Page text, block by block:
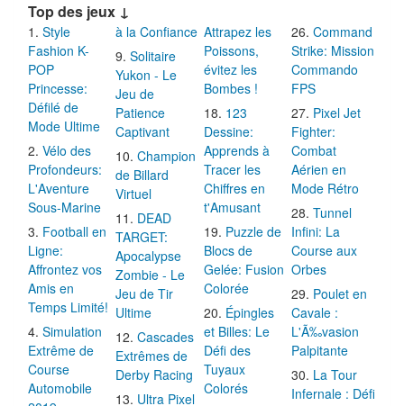
Top des jeux ↓
Style
Fashion K-
POP
Princesse:
Défilé de
Mode Ultime
Vélo des
Profondeurs:
L'Aventure
Sous-Marine
Football en
Ligne:
Affrontez vos
Amis en
Temps Limité!
Simulation
Extrême de
Course
Automobile
à la Confiance
Solitaire
Yukon - Le
Jeu de
Patience
Captivant
Champion
de Billard
Virtuel
DEAD
TARGET:
Apocalypse
Zombie - Le
Jeu de Tir
Ultime
Cascades
Extrêmes de
Derby Racing
Ultra Pixel
Attrapez les
Poissons,
évitez les
Bombes !
123
Dessine:
Apprends à
Tracer les
Chiffres en
t'Amusant
Puzzle de
Blocs de
Gelée: Fusion
Colorée
Épingles
et Billes: Le
Défi des
Tuyaux
Colorés
Command
Strike: Mission
Commando
FPS
Pixel Jet
Fighter:
Combat
Aérien en
Mode Rétro
Tunnel
Infini: La
Course aux
Orbes
Poulet en
Cavale :
L'Ã‰vasion
Palpitante
La Tour
Infernale : Défi